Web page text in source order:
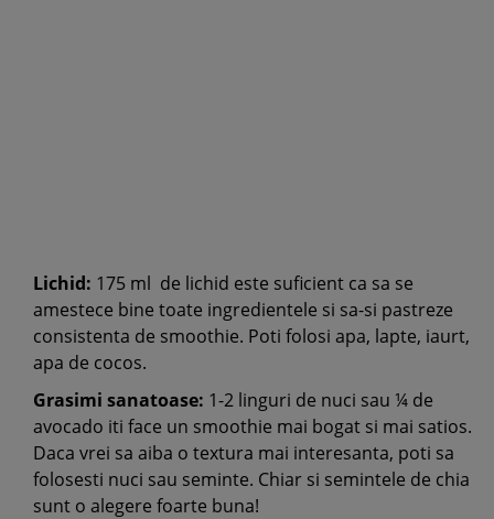
Lichid: 175 ml de lichid este suficient ca sa se
amestece bine toate ingredientele si sa-si pastreze
consistenta de smoothie. Poti folosi apa, lapte, iaurt,
apa de cocos.
Grasimi sanatoase: 1-2 linguri de nuci sau ¼ de
avocado iti face un smoothie mai bogat si mai satios.
Daca vrei sa aiba o textura mai interesanta, poti sa
folosesti nuci sau seminte. Chiar si semintele de chia
sunt o alegere foarte buna!